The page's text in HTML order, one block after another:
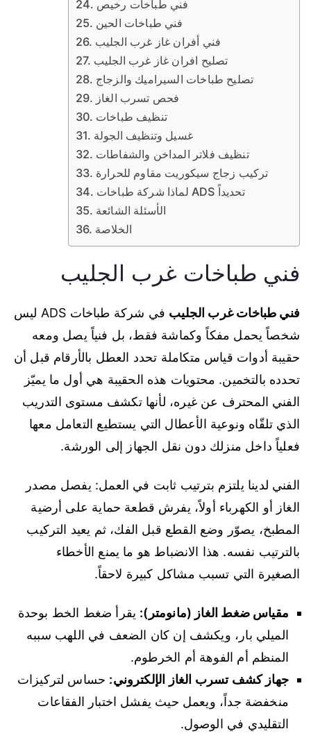
فني طباخات رخيص
فني طباخات الحين
فني أفران غاز غرب الجليب
تصليح افران غاز غرب الجليب
تصليح طباخات السيراميك والزجاج
فحص تسرب الغاز
تنظيف طباخات
غسيل وتنظيف الجولة
تنظيف فلاتر المداخن والشفاطات
تركيب زجاج سيكوريت مقاوم للحرارة
لماذا شركة طباخات ADS تحديداً
الأسئلة الشائعة
الخلاصة
فني طباخات غرب الجليب
فني طباخات غرب الجليب
في شركة طباخات ADS ليس
شخصاً يحمل مفكاً وكماشة فقط، بل فنياً يصل ومعه
حقيبة أدوات قياس متكاملة تحدد العطل بالأرقام قبل أن
تحدده بالتخمين. محتويات هذه الحقيبة هي أول ما يميّز
الفني المحترف عن غيره، لأنها تكشف مستوى التدريب
الذي تلقّاه ونوعية الأعطال التي يستطيع التعامل معها
فعلياً داخل منزلك دون نقل الجهاز إلى الورشة.
الفني لدينا يلتزم بترتيب ثابت في العمل: يفصل مصدر
الغاز أو الكهرباء أولاً، يفرش قطعة حماية على أرضية
المطبخ، يصوّر وضع القطع قبل الفك، ثم يعيد التركيب
بالترتيب نفسه. هذا الانضباط هو ما يمنع الأخطاء
الصغيرة التي تسبب مشاكل كبيرة لاحقاً.
مقياس ضغط الغاز (مانومتر): يقرأ ضغط الخط بوحدة
الميلي بار، ويكشف إن كان الضعف في اللهب سببه
المنظم أم الفوهة أم الخرطوم.
جهاز كشف تسرب الغاز الإلكتروني: حساس لتركيزات
منخفضة جداً، ويعمل حيث يفشل اختبار الفقاعات
التقليدي في الوصول.